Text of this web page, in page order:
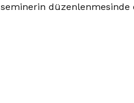
seminerin düzenlenmesinde